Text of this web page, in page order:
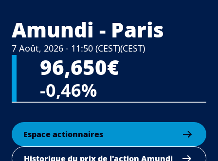
Amundi - Paris
7 Août, 2026 - 11:50 (CEST)(CEST)Central
96,650€
-0,46%
Espace actionnaires
Historique du prix de l'action Amundi